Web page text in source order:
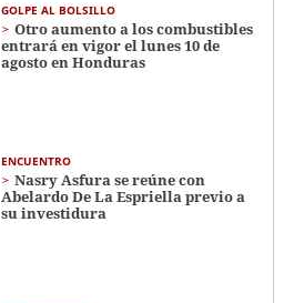
GOLPE AL BOLSILLO
Otro aumento a los combustibles
entrará en vigor el lunes 10 de
agosto en Honduras
ENCUENTRO
Nasry Asfura se reúne con
Abelardo De La Espriella previo a
su investidura